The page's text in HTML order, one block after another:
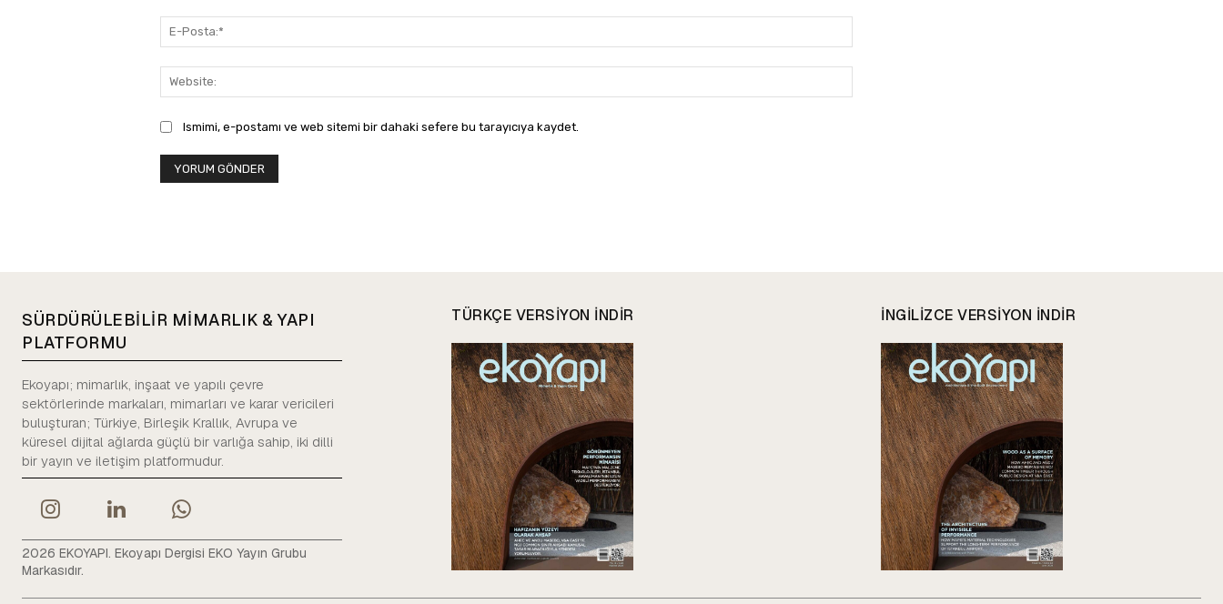
Posta:*
Ismimi, e-postamı ve web sitemi bir dahaki sefere bu tarayıcıya kaydet.
SÜRDÜRÜLEBİLİR MİMARLIK & YAPI
PLATFORMU
Ekoyapı; mimarlık, inşaat ve yapılı çevre
sektörlerinde markaları, mimarları ve karar vericileri
buluşturan; Türkiye, Birleşik Krallık, Avrupa ve
küresel dijital ağlarda güçlü bir varlığa sahip, iki dilli
bir yayın ve iletişim platformudur.
2026 EKOYAPI. Ekoyapı Dergisi EKO Yayın Grubu
Markasıdır.
TÜRKÇE VERSIYON INDIR INGILIZCE VERSIYON INDIR